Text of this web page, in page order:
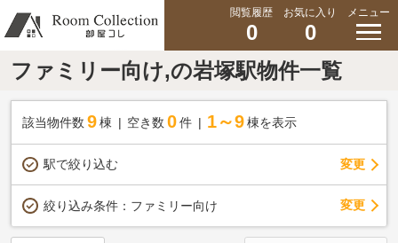
閲覧履歴
0
お気に入り
0
メニュー
ファミリー向け,の岩塚駅物件一覧
該当物件数 9棟 空き数 0 件 1～9 棟を表示
駅で絞り込む 変更
絞り込み条件： ファミリー向け 変更